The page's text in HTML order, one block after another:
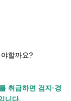
할까요?
취급하면 검지·경
니다.